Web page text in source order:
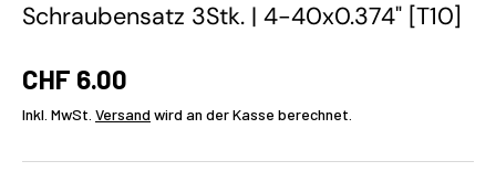
Schraubensatz 3Stk. | 4-40x0.374" [T10]
CHF 6.00
Inkl. MwSt. Versand wird an der Kasse berechnet.